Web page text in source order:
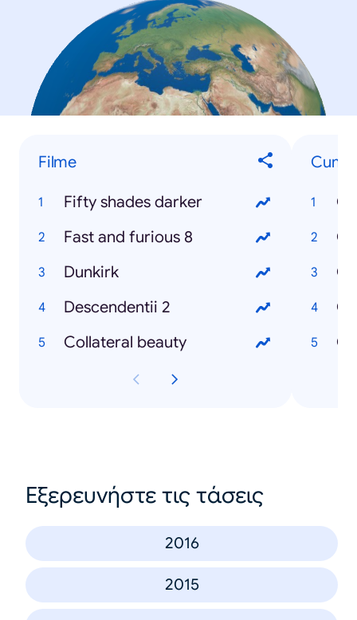
Filme
Fifty shades darker
Fast and furious 8
Dunkirk
Descendentii 2
Collateral beauty
Εξερευνήστε τις τάσεις
2016
2015